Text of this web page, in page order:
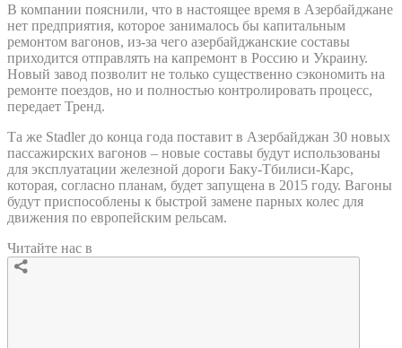
В компании пояснили, что в настоящее время в Азербайджане
нет предприятия, которое занималось бы капитальным
ремонтом вагонов, из-за чего азербайджанские составы
приходится отправлять на капремонт в Россию и Украину.
Новый завод позволит не только существенно сэкономить на
ремонте поездов, но и полностью контролировать процесс,
передает Тренд.
Та же Stadler до конца года поставит в Азербайджан 30 новых
пассажирских вагонов – новые составы будут использованы
для эксплуатации железной дороги Баку-Тбилиси-Карс,
которая, согласно планам, будет запущена в 2015 году. Вагоны
будут приспособлены к быстрой замене парных колес для
движения по европейским рельсам.
Читайте нас в